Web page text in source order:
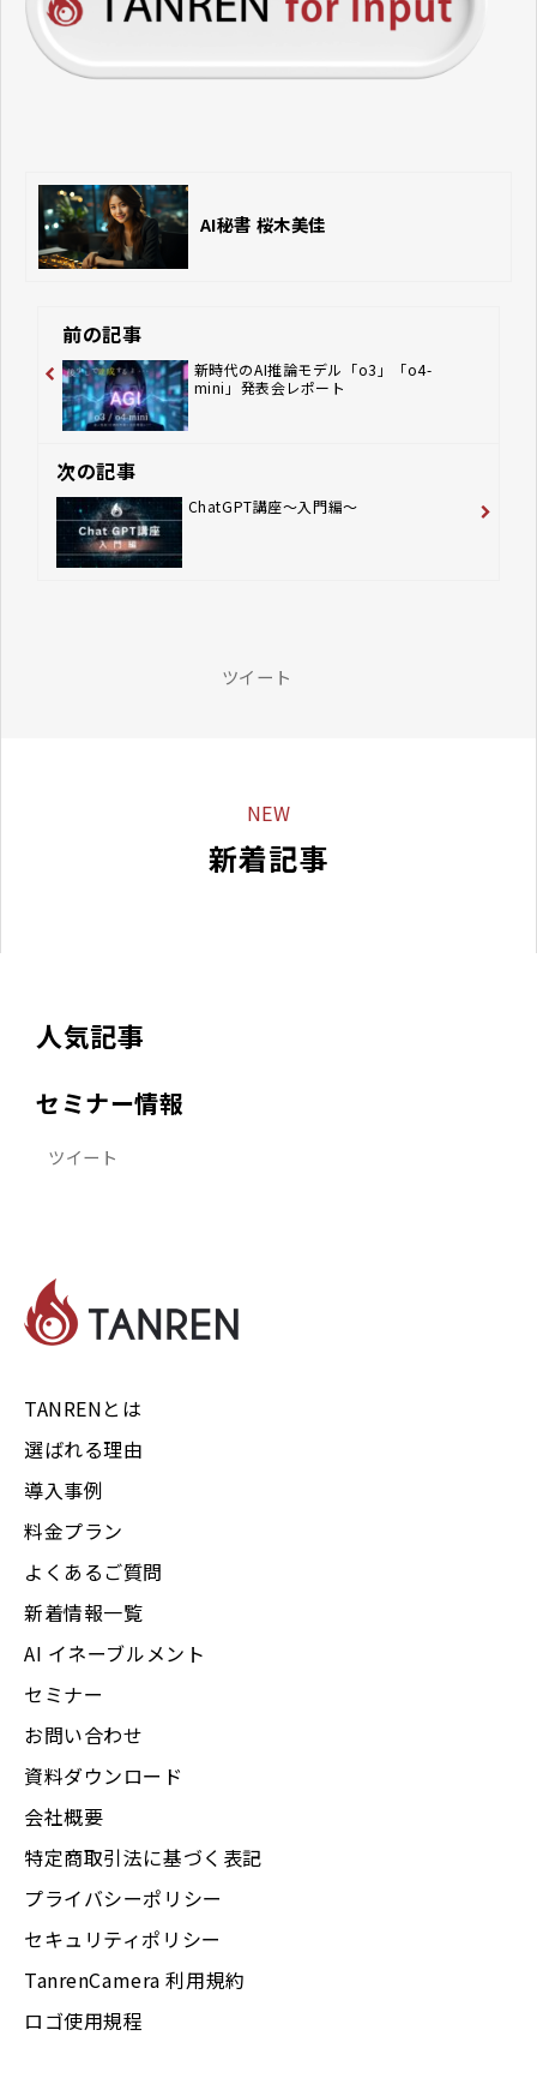
AI秘書 桜木美佳
前の記事
新時代のAI推論モデル「o3」「o4-
mini」発表会レポート
次の記事
ChatGPT講座〜入門編〜
ツイート
NEW
新着記事
人気記事
セミナー情報
ツイート
TANRENとは
選ばれる理由
導入事例
料金プラン
よくあるご質問
新着情報一覧
AI イネーブルメント
セミナー
お問い合わせ
資料ダウンロード
会社概要
特定商取引法に基づく表記
プライバシーポリシー
セキュリティポリシー
TanrenCamera 利用規約
ロゴ使用規程